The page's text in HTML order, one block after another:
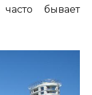
бывает